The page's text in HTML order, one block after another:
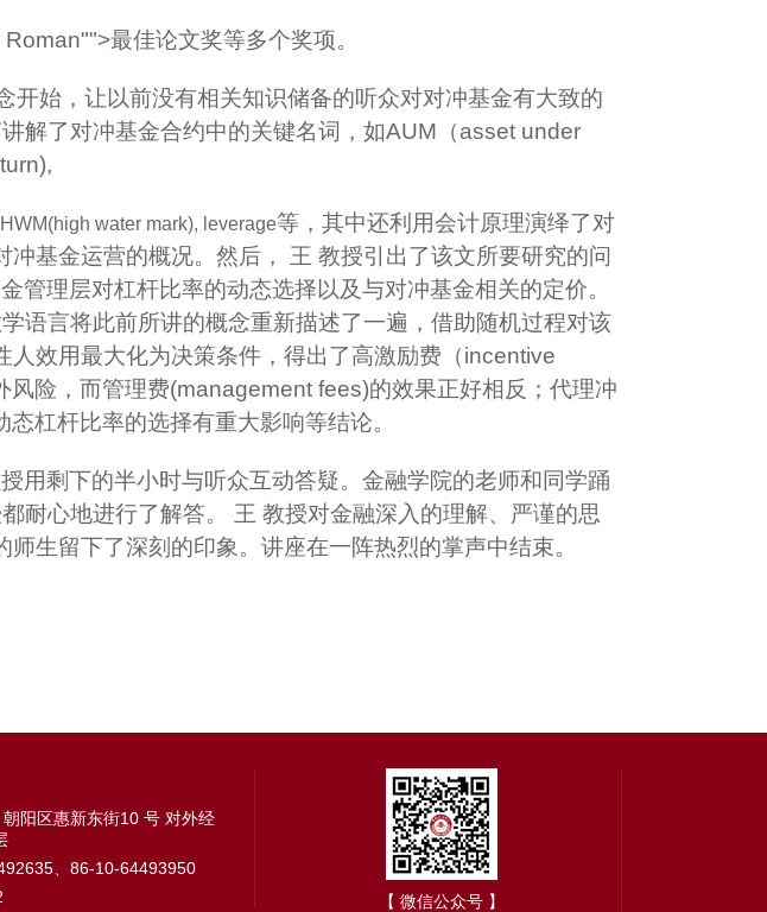
最佳论文奖等多个奖项。
开始，让以前没有相关知识储备的听众对对冲基金有大致的
解了对冲基金合约中的关键名词，如AUM （asset under
water mark), leverage等，其中还利用会计原理演绎了对
基金运营的概况。然后， 王 教授引出了该文所要研究的问
管理层对杠杆比率的动态选择以及与对冲基金相关的定价。
语言将此前所讲的概念重新描述了一遍，借助随机过程对该
效用最大化为决策条件，得出了高激励费（incentive
风险，而管理费(management fees)的效果正好相反；代理冲
态杠杆比率的选择有重大影响等结论。
用剩下的半小时与听众互动答疑。金融学院的老师和同学踊
耐心地进行了解答。 王 教授对金融深入的理解、严谨的思
生留下了深刻的印象。讲座在一阵热烈的掌声中结束。
阳区惠新东街10 号 对外经
、86-10-64493950
【 微信公众号 】